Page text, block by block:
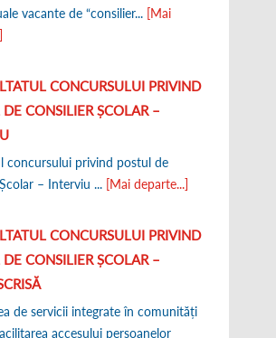
vacante de “consilier... [Mai
CONCURSULUI PRIVIND
CONSILIER ȘCOLAR –
concursului privind postul de
– Interviu ... [Mai departe...]
CONCURSULUI PRIVIND
CONSILIER ȘCOLAR –
de servicii integrate în comunități
accesului persoanelor